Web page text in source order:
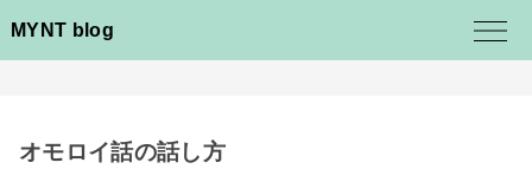
MYNT blog
オモロイ話の話し方